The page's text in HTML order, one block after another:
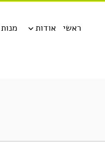
אודות ראשי